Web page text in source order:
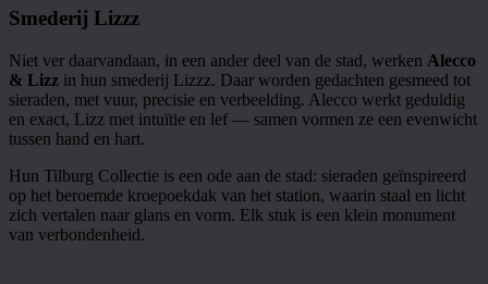
Smederij Lizzz
Niet ver daarvandaan, in een ander deel van de stad, werken Alecco
& Lizz in hun smederij Lizzz. Daar worden gedachten gesmeed tot
sieraden, met vuur, precisie en verbeelding. Alecco werkt geduldig
en exact, Lizz met intuïtie en lef — samen vormen ze een evenwicht
tussen hand en hart.
Hun Tilburg Collectie is een ode aan de stad: sieraden geïnspireerd
op het beroemde kroepoekdak van het station, waarin staal en licht
zich vertalen naar glans en vorm. Elk stuk is een klein monument
van verbondenheid.